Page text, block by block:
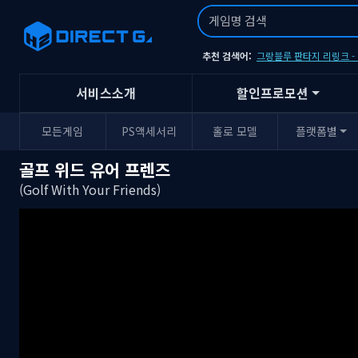
추천 검색어: 그랑블루 판타지 리링크
서비스소개 할인프로모션
모든게임 PS액세서리 홀로 모델 플랫폼별
골프 위드 유어 프렌즈
(Golf With Your Friends)